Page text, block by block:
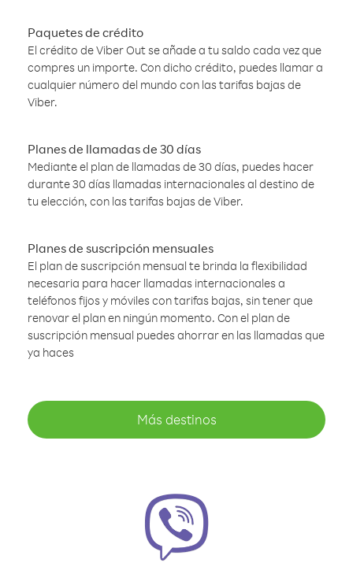
Paquetes de crédito
El crédito de Viber Out se añade a tu saldo cada vez que
compres un importe. Con dicho crédito, puedes llamar a
cualquier número del mundo con las tarifas bajas de
Viber.
Planes de llamadas de 30 días
Mediante el plan de llamadas de 30 días, puedes hacer
durante 30 días llamadas internacionales al destino de
tu elección, con las tarifas bajas de Viber.
Planes de suscripción mensuales
El plan de suscripción mensual te brinda la flexibilidad
necesaria para hacer llamadas internacionales a
teléfonos fijos y móviles con tarifas bajas, sin tener que
renovar el plan en ningún momento. Con el plan de
suscripción mensual puedes ahorrar en las llamadas que
ya haces
Más destinos